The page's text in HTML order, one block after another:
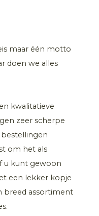
maar één motto
doen we alles
kwalitatieve
zeer scherpe
bestellingen
om het als
u kunt gewoon
een lekker kopje
breed assortiment